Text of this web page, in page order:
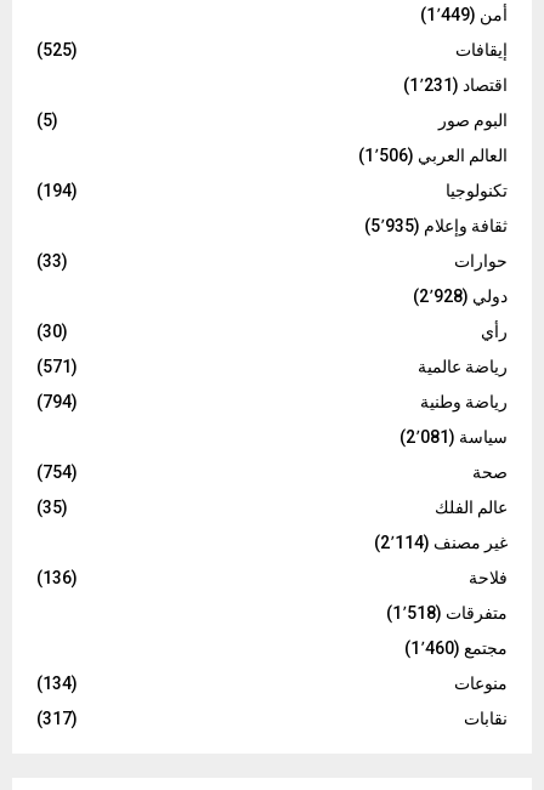
أمن (1٬449)
إيقافات
(525)
اقتصاد (1٬231)
البوم صور
(5)
العالم العربي (1٬506)
تكنولوجيا
(194)
ثقافة وإعلام (5٬935)
حوارات
(33)
دولي (2٬928)
رأي
(30)
رياضة عالمية
(571)
رياضة وطنية
(794)
سياسة (2٬081)
صحة
(754)
عالم الفلك
(35)
غير مصنف (2٬114)
فلاحة
(136)
متفرقات (1٬518)
مجتمع (1٬460)
منوعات
(134)
نقابات
(317)